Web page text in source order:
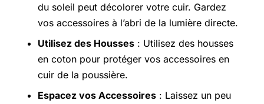
du soleil peut décolorer votre cuir. Gardez
vos accessoires à l’abri de la lumière directe.
Utilisez des Housses : Utilisez des housses
en coton pour protéger vos accessoires en
cuir de la poussière.
Espacez vos Accessoires : Laissez un peu